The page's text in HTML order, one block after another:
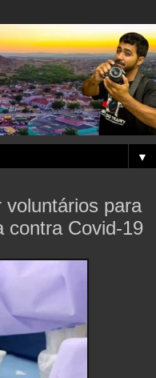
▼
para
contra Covid-19